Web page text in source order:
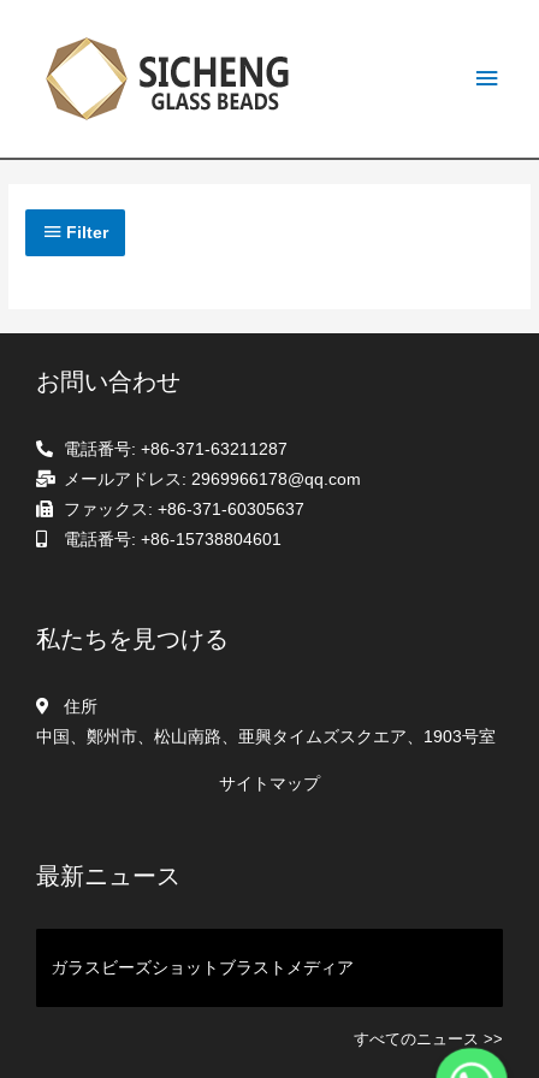
Filter
お問い合わせ
電話番号: +86-371-63211287
メールアドレス: 2969966178@qq.com
ファックス: +86-371-60305637
電話番号: +86-15738804601
私たちを見つける
住所
中国、鄭州市、松山南路、亜興タイムズスクエア、1903号室
サイトマップ
最新ニュース
ガラスビーズショットブラストメディア道路標示用ガラスビーズの特性
すべてのニュース >>